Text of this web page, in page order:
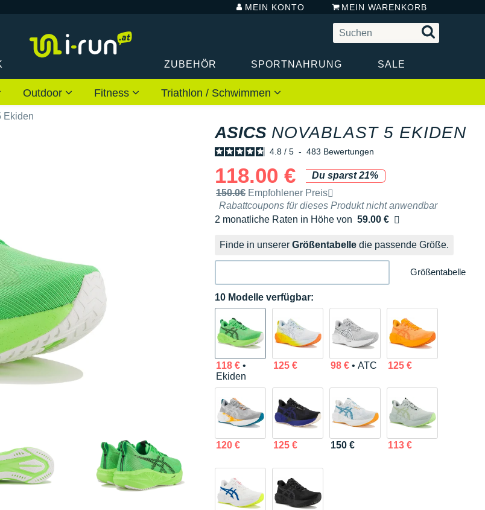
MEIN KONTO MEIN WARENKORB
ZUBEHÖR SPORTNAHRUNG SALE
Outdoor Fitness Triathlon / Schwimmen
Ekiden
ASICS NOVABLAST 5 EKIDEN
4.8 / 5 - 483 Bewertungen
118.00 €
Du sparst 21%
Unverbindliche Preisempfehlung der Marke
150.0€ Empfohlener Preis
Rabattcoupons für dieses Produkt nicht anwendbar
2 monatliche Raten in Höhe von 59.00 €
Ohne Zusatzkosten
Finde in unserer Größentabelle die passende Größe.
Größentabelle
10 Modelle verfügbar:
118 €•
Ekiden
125 € 98 €• ATC 125 €
120 € 125 € 150 € 113 €